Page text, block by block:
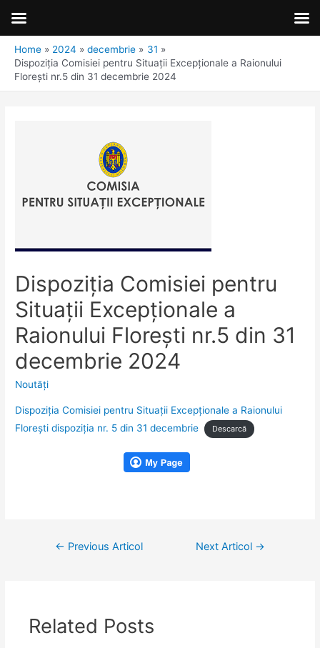
Home 2024 decembrie
31
Dispoziţia Comisiei pentru Situaţii Excepţionale a Raionului
Florești nr.5 din 31 decembrie 2024
Dispoziţia Comisiei pentru
Situaţii Excepţionale a
Raionului Florești nr.5 din 31
decembrie 2024
Noutăţi
Dispoziţia Comisiei pentru Situaţii Excepţionale a Raionului
Florești dispoziția nr. 5 din 31 decembrie
Descarcă
Navigare
← Previous Articol Next Articol →
Related Posts